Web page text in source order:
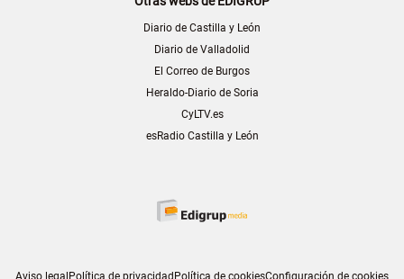
Diario de Castilla y León
Diario de Valladolid
El Correo de Burgos
Heraldo-Diario de Soria
CyLTV.es
esRadio Castilla y León
Aviso legalPolítica de privacidadPolítica de cookiesConfiguración de cookies